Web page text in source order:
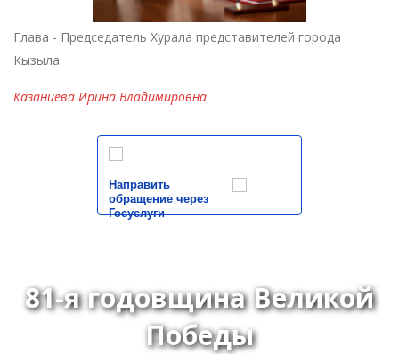
Глава - Председатель Хурала представителей города
Кызыла
Казанцева Ирина Владимировна
Направить
обращение через
Госуслуги
81-я годовщина Великой
Победы